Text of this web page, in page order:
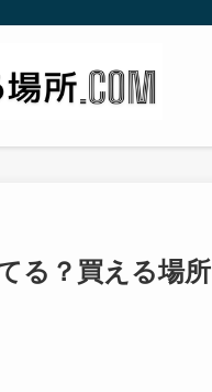
る？買える場所